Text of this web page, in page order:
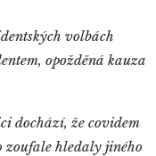
volbách
opožděná kauza
dochází, že covidem
zoufale hledaly jiného